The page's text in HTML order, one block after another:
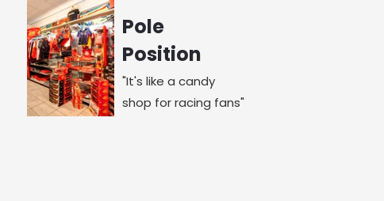
Pole
Position
"It's like a candy
shop for racing fans"